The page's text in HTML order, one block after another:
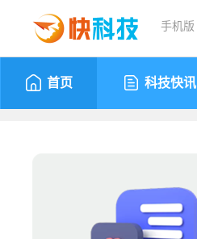
手机版
首页 科技快讯